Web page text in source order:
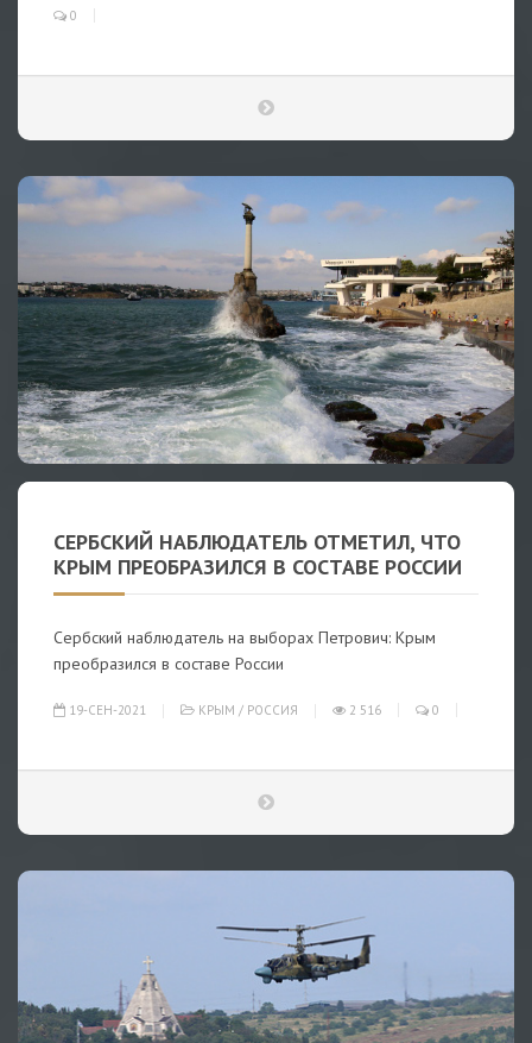
0
СЕРБСКИЙ НАБЛЮДАТЕЛЬ ОТМЕТИЛ, ЧТО
КРЫМ ПРЕОБРАЗИЛСЯ В СОСТАВЕ РОССИИ
Сербский наблюдатель на выборах Петрович: Крым
преобразился в составе России
19-СЕН-2021 КРЫМ / РОССИЯ 2 516 0